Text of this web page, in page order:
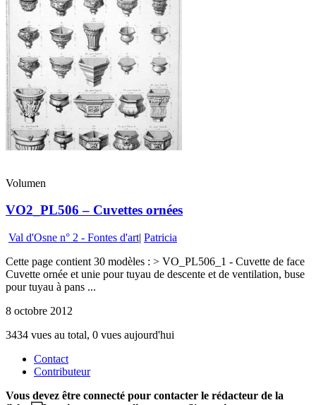
Volumen
VO2_PL506 – Cuvettes ornées
Val d'Osne n° 2 - Fontes d'art| Patricia
Cette page contient 30 modèles : > VO_PL506_1 - Cuvette de face
Cuvette ornée et unie pour tuyau de descente et de ventilation, buse
pour tuyau à pans ...
8 octobre 2012
3434 vues au total, 0 vues aujourd'hui
Contact
Contributeur
Vous devez être connecté pour contacter le rédacteur de la